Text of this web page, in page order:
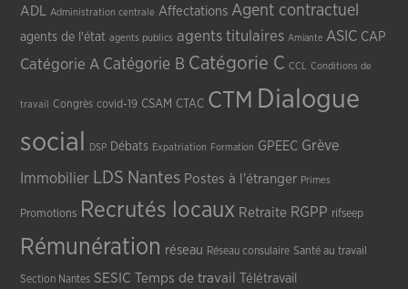
ADL Administration centrale Affectations Agent contractuel
agents de l'état agents publics agents titulaires Amiante ASIC CAP
Catégorie A Catégorie B Catégorie C CCL Conditions de
travail Congrès covid-19 CSAM CTAC CTM Dialogue
social
DSP Débats Expatriation Formation GPEEC Grève
Immobilier LDS Nantes Postes à l'étranger Primes
Promotions Recrutés locaux Retraite RGPP rifseep
Rémunération réseau Réseau consulaire Santé au travail
Section Nantes SESIC Temps de travail Télétravail